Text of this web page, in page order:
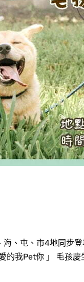
、屯、市4地同步
的我Pet你 」 毛孩